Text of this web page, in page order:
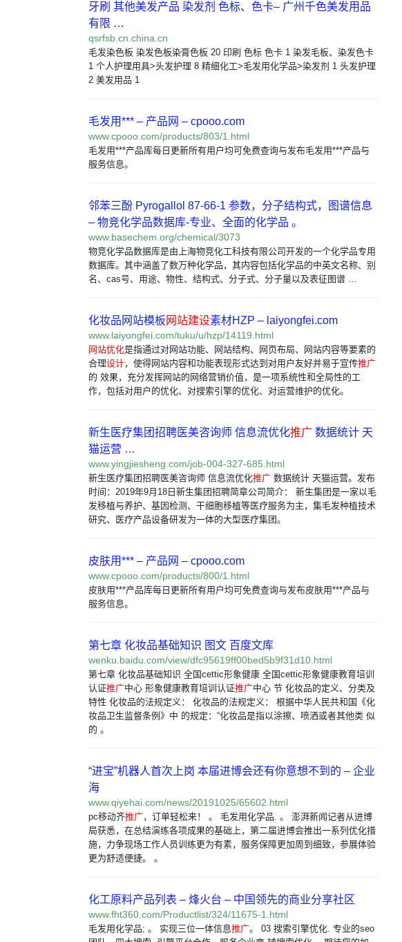
牙刷 其他美发产品 染发剂 色标、色卡– 广州千色美发用品
有限 …
qsrfsb.cn.china.cn
毛发染色板 染发色板染膏色板 20 印刷 色标 色卡 1 染发毛板、染发色卡
1 个人护理用具>头发护理 8 精细化工>毛发用化学品>染发剂 1 头发护理
2 美发用品 1
毛发用*** – 产品网 – cpooo.com
www.cpooo.com/products/803/1.html
毛发用***产品库每日更新所有用户均可免费查询与发布毛发用***产品与
服务信息。
邻苯三酚 Pyrogallol 87-66-1 参数，分子结构式，图谱信息
– 物竞化学品数据库-专业、全面的化学品 。
www.basechem.org/chemical/3073
物竞化学品数据库是由上海物竞化工科技有限公司开发的一个化学品专用
数据库。其中涵盖了数万种化学品，其内容包括化学品的中英文名称、别
名、cas号、用途、物性、结构式、分子式、分子量以及表征图谱 …
化妆品网站模板 网站建设素材HZP – laiyongfei.com
www.laiyongfei.com/tuku/u/hzp/14119.html
网站优化是指通过对网站功能、网站结构、网页布局、网站内容等要素的
合理设计，使得网站内容和功能表现形式达到对用户友好并易于宣传推广
的 效果，充分发挥网站的网络营销价值，是一项系统性和全局性的工
作，包括对用户的优化、对搜索引擎的优化、对运营维护的优化。
新生医疗集团招聘医美咨询师 信息流优化推广 数据统计 天
猫运营 …
www.yingjiesheng.com/job-004-327-685.html
新生医疗集团招聘医美咨询师 信息流优化推广 数据统计 天猫运营。发布
时间：2019年9月18日新生集团招聘简章公司简介： 新生集团是一家以毛
发移植与养护、基因检测、干细胞移植等医疗服务为主，集毛发种植技术
研究、医疗产品设备研发为一体的大型医疗集团。
皮肤用*** – 产品网 – cpooo.com
www.cpooo.com/products/800/1.html
皮肤用***产品库每日更新所有用户均可免费查询与发布皮肤用***产品与
服务信息。
第七章 化妆品基础知识 图文 百度文库
wenku.baidu.com/view/dfc95619ff00bed5b9f31d10.html
第七章 化妆品基础知识 全国cettic形象健康 全国cettic形象健康教育培训
认证推广中心 形象健康教育培训认证推广中心 节 化妆品的定义、分类及
特性 化妆品的法规定义： 化妆品的法规定义： 根据中华人民共和国《化
妆品卫生监督条例》中 的规定：“化妆品是指以涂擦、喷洒或者其他类 似
的 。
“进宝”机器人首次上岗 本届进博会还有你意想不到的 – 企业
海
www.qiyehai.com/news/20191025/65602.html
pc移动齐推广，订单轻松来！ 。 毛发用化学品. 。 澎湃新闻记者从进博
局获悉，在总结演练各项成果的基础上，第二届进博会推出一系列优化措
施，力争现场工作人员训练更为有素，服务保障更加周到细致，参展体验
更为舒适便捷。 。
化工原料产品列表 – 烽火台 – 中国领先的商业分享社区
www.fht360.com/Productlist/324/11675-1.html
毛发用化学品; 。 实现三位一体信息推广。 03 搜索引擎优化. 专业的seo